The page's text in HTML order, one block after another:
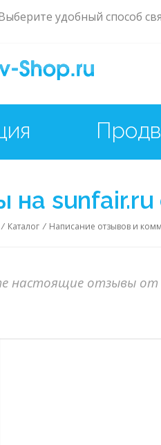
удобный способ
на sunfair.ru
/ Каталог / Написание отзывов и
настоящие отзывы от